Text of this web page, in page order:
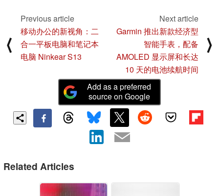
⟨
Previous article
移动办公的新视角：二
合一平板电脑和笔记本
电脑 Ninkear S13
Next article
Garmin 推出新款经济型
智能手表，配备
AMOLED 显示屏和长达
10 天的电池续航时间
⟩
Add as a preferred
source on Google
Related Articles